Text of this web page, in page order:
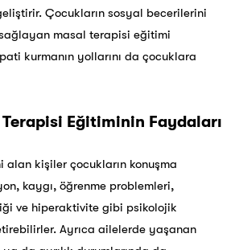
Çocukların sosyal becerilerini
masal terapisi eğitimi
kurmanın yollarını da çocuklara
Eğitiminin Faydaları
kişiler çocukların konuşma
kaygı, öğrenme problemleri,
ve hiperaktivite gibi psikolojik
Ayrıca ailelerde yaşanan